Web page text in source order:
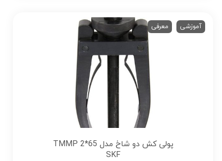
آموزشی معرفی
پولی کش دو شاخ مدل TMMP 2*65
SKF